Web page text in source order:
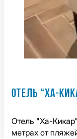
ОТЕЛЬ “ХА-
Отель "Ха-
метрах от